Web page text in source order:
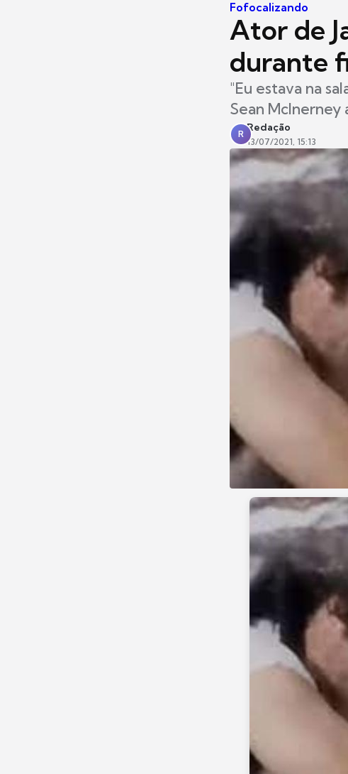
Fofocalizando
Ator de
durante
"Eu estava na
Sean McInerney
R
Redação
13/07/2021, 15:13